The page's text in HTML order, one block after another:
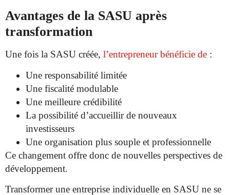
Avantages de la SASU après
transformation
Une fois la SASU créée, l’entrepreneur bénéficie de :
Une responsabilité limitée
Une fiscalité modulable
Une meilleure crédibilité
La possibilité d’accueillir de nouveaux
investisseurs
Une organisation plus souple et professionnelle
Ce changement offre donc de nouvelles perspectives de
développement.
Transformer une entreprise individuelle en SASU ne se